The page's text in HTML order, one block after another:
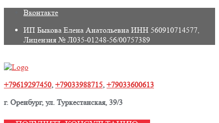
content
Вконтакте
ИП Быкова Елена Анатольевна ИНН 560910714577,
Лицензия № Л035-01248-56/00757389
+79619297450, +79033988715, +79033600613
г. Оренбург, ул. Туркестанская, 39/3